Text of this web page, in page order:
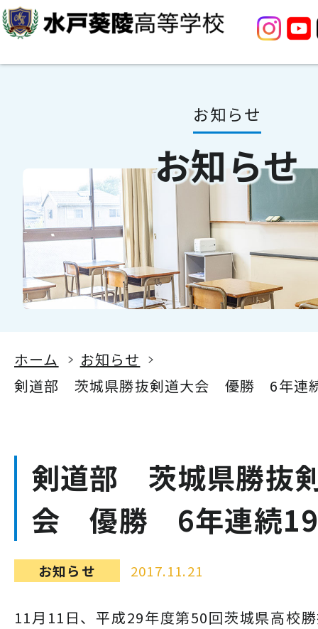
お知らせ
お知らせ
ホーム
お知らせ
剣道部 茨城県勝抜剣道大会 優勝 6年連
剣道部 茨城県勝抜
会 優勝 6年連続
お知らせ 2017.11.21
11月11日、平成29年度第50回茨城県高校